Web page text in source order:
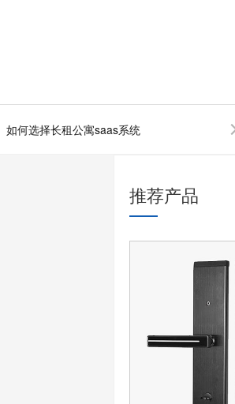
如何选择长租公寓saas系统
推荐产品